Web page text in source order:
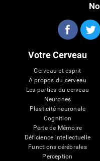
Votre Cerveau
Cerveau et esprit
A propos du cerveau
Les parties du cerveau
Neurones
Plasticité neuronale
Cognition
Perte de Mémoire
Déficience intellectuelle
Functions cérébrales
Perception